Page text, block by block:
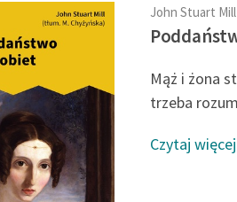
John Stuart Mill
Mąż i żona
trzeba
Czytaj więcej